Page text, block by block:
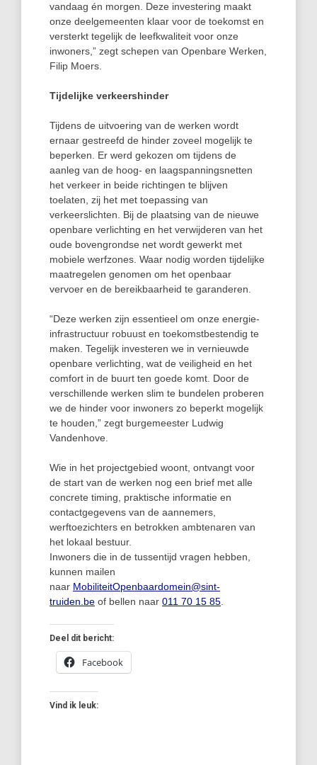
vandaag én morgen. Deze investering maakt
onze deelgemeenten klaar voor de toekomst en
versterkt tegelijk de leefkwaliteit voor onze
inwoners,” zegt schepen van Openbare Werken,
Filip Moers.
Tijdelijke verkeershinder
Tijdens de uitvoering van de werken wordt
ernaar gestreefd de hinder zoveel mogelijk te
beperken. Er werd gekozen om tijdens de
aanleg van de hoog- en laagspanningsnetten
het verkeer in beide richtingen te blijven
toelaten, zij het met toepassing van
verkeerslichten. Bij de plaatsing van de nieuwe
openbare verlichting en het verwijderen van het
oude bovengrondse net wordt gewerkt met
mobiele werfzones. Waar nodig worden tijdelijke
maatregelen genomen om het openbaar
vervoer en de bereikbaarheid te garanderen.
“Deze werken zijn essentieel om onze energie-
infrastructuur robuust en toekomstbestendig te
maken. Tegelijk investeren we in vernieuwde
openbare verlichting, wat de veiligheid en het
comfort in de buurt ten goede komt. Door de
verschillende werken slim te bundelen proberen
we de hinder voor inwoners zo beperkt mogelijk
te houden,” zegt burgemeester Ludwig
Vandenhove.
Wie in het projectgebied woont, ontvangt voor
de start van de werken nog een brief met alle
concrete timing, praktische informatie en
contactgegevens van de aannemers,
werftoezichters en betrokken ambtenaren van
het lokaal bestuur.
Inwoners die in de tussentijd vragen hebben,
kunnen mailen
naar MobiliteitOpenbaardomein@sint-
truiden.be of bellen naar 011 70 15 85
Deel dit bericht:
Facebook
Vind ik leuk: